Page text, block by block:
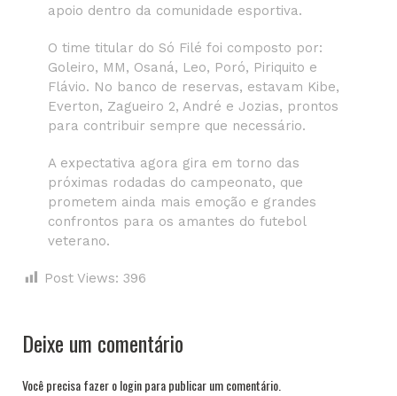
apoio dentro da comunidade esportiva.
O time titular do Só Filé foi composto por:
Goleiro, MM, Osaná, Leo, Poró, Piriquito e
Flávio. No banco de reservas, estavam Kibe,
Everton, Zagueiro 2, André e Jozias, prontos
para contribuir sempre que necessário.
A expectativa agora gira em torno das
próximas rodadas do campeonato, que
prometem ainda mais emoção e grandes
confrontos para os amantes do futebol
veterano.
Post Views: 396
Deixe um comentário
Você precisa fazer ologinpara publicar um comentário.